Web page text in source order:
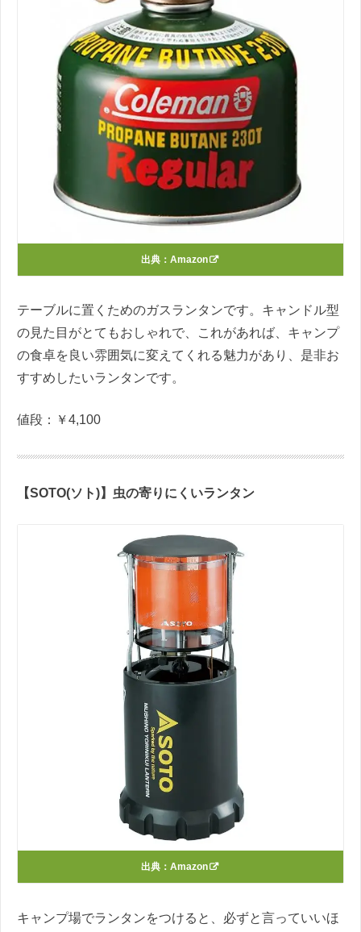
出典： Amazon
テーブルに置くためのガスランタンです。キャンドル型
の見た目がとてもおしゃれで、これがあれば、キャンプ
の食卓を良い雰囲気に変えてくれる魅力があり、是非お
すすめしたいランタンです。
値段：￥4,100
【SOTO(ソト)】虫の寄りにくいランタン
出典： Amazon
キャンプ場でランタンをつけると、必ずと言っていいほ